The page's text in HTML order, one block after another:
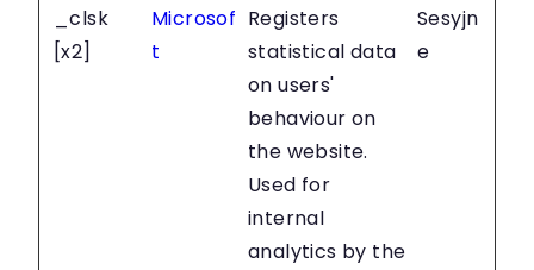
_clsk
[x2]
Microsof
t
Registers
statistical data
on users'
behaviour on
the website.
Used for
internal
analytics by the
Sesyjn
e